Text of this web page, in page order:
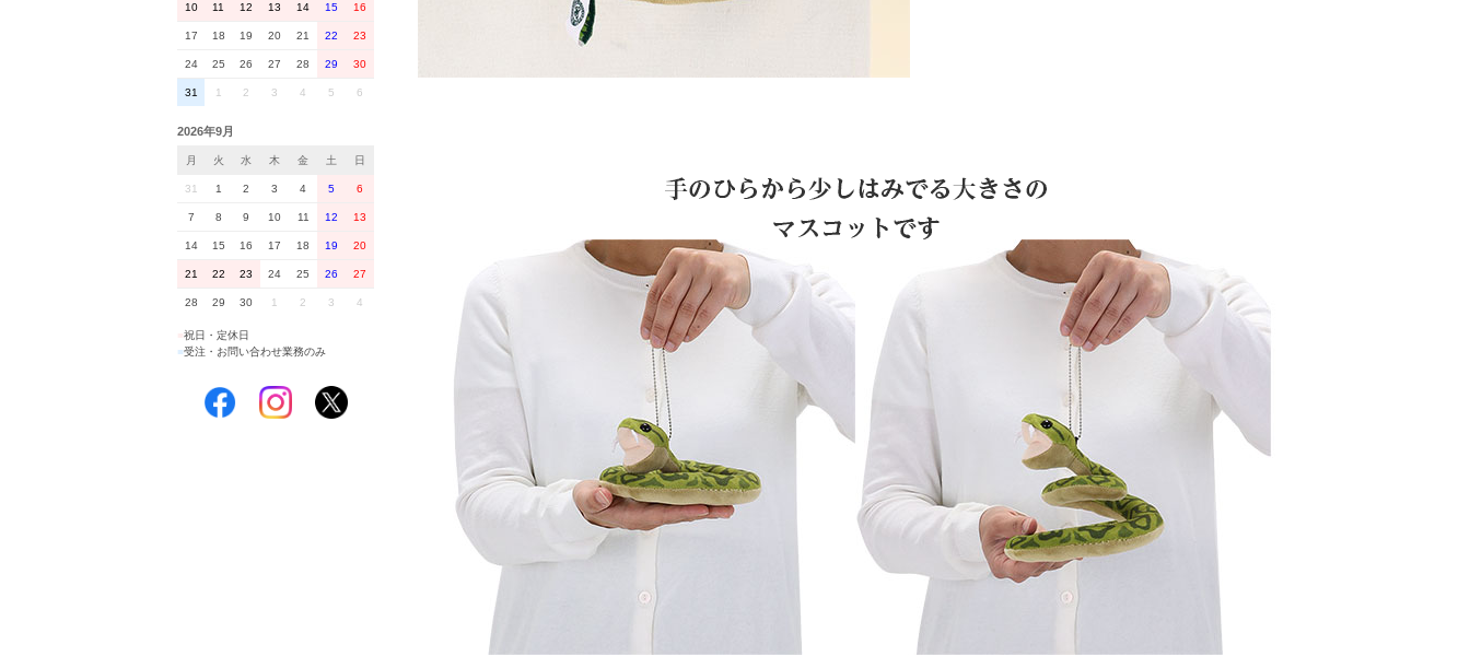
10 11 12 13 14 15 16
17 18 19 20 21 22 23
24 25 26 27 28 29 30
31 1 2 3 4 5 6
2026年9月
月 火 水 木 金 土 日
31 1 2 3 4 5 6
7 8 9 10 11 12 13
14 15 16 17 18 19 20
21 22 23 24 25 26 27
28 29 30 1 2 3 4
祝日・定休日
■受注・お問い合わせ業務のみ